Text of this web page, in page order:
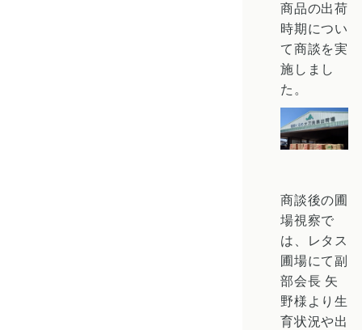
商品の出荷
時期につい
て商談を実
施しまし
た。
商談後の圃
場視察で
は、レタス
圃場にて副
部会長 矢
野様より生
育状況や出